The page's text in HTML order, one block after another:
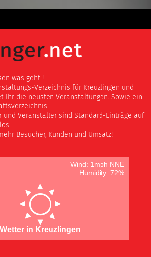
was geht !
Verzeichnis für Kreuzlingen und
Ihr die neusten Veranstaltungen. Sowie ein
und Veranstalter sind Standard-Einträge auf
Besucher, Kunden und Umsatz!
Wind: 1mph NNE
Humidity: 72%
Wetter in Kreuzlingen